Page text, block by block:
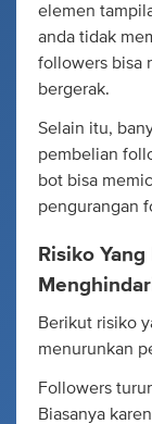
elemen
anda tidak
followers bisa
bergerak.
Selain itu,
pembelian
bot bisa
pengurangan
Risiko
Berikut risiko
menurunkan
Followers
Biasanya